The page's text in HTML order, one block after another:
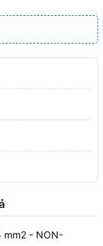
mm2 - NON-